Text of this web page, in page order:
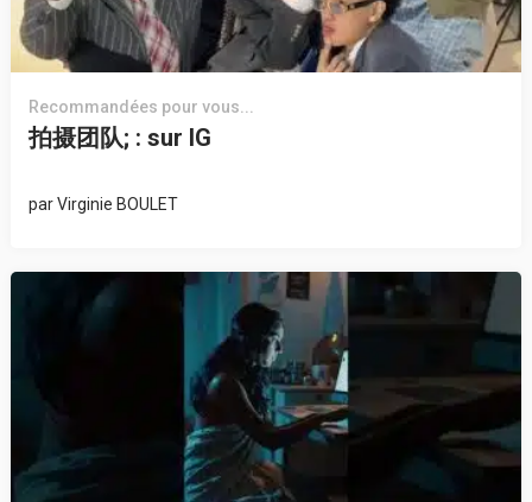
Recommandées pour vous...
拍摄团队; : sur IG
parVirginie BOULET